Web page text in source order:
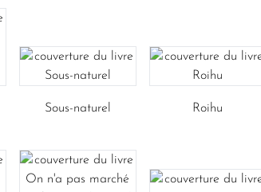
Sous-naturel Roihu